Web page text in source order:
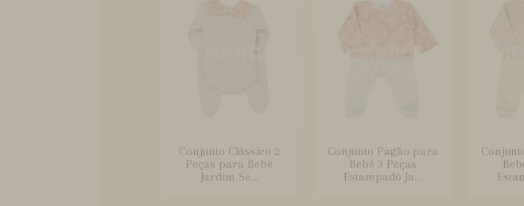
Conjunto Clássico 2
Peças para Bebê
Jardim Se...
Conjunto Pagão para
Bebê 3 Peças
Estampado Ja...